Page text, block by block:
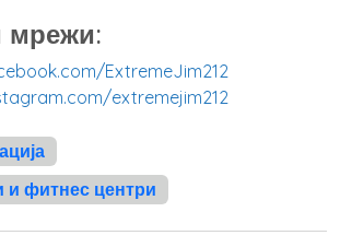
мрежи:
ExtremeJim212
extremejim212
и фитнес центри